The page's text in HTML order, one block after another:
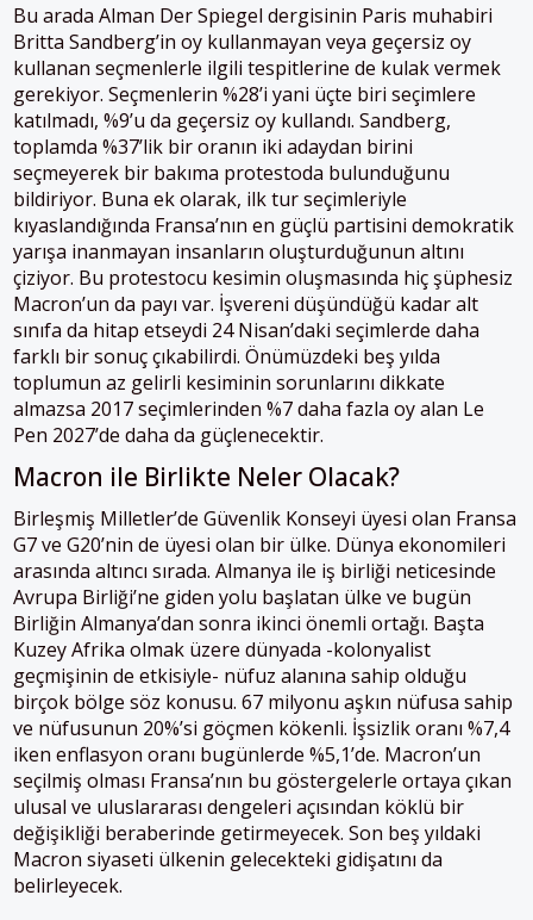
Bu arada Alman Der Spiegel dergisinin Paris muhabiri
Britta Sandberg’in oy kullanmayan veya geçersiz oy
kullanan seçmenlerle ilgili tespitlerine de kulak vermek
gerekiyor. Seçmenlerin %28’i yani üçte biri seçimlere
katılmadı, %9’u da geçersiz oy kullandı. Sandberg,
toplamda %37’lik bir oranın iki adaydan birini
seçmeyerek bir bakıma protestoda bulunduğunu
bildiriyor. Buna ek olarak, ilk tur seçimleriyle
kıyaslandığında Fransa’nın en güçlü partisini demokratik
yarışa inanmayan insanların oluşturduğunun altını
çiziyor. Bu protestocu kesimin oluşmasında hiç şüphesiz
Macron’un da payı var. İşvereni düşündüğü kadar alt
sınıfa da hitap etseydi 24 Nisan’daki seçimlerde daha
farklı bir sonuç çıkabilirdi. Önümüzdeki beş yılda
toplumun az gelirli kesiminin sorunlarını dikkate
almazsa 2017 seçimlerinden %7 daha fazla oy alan Le
Pen 2027’de daha da güçlenecektir.
Macron ile Birlikte Neler Olacak?
Birleşmiş Milletler’de Güvenlik Konseyi üyesi olan Fransa
G7 ve G20’nin de üyesi olan bir ülke. Dünya ekonomileri
arasında altıncı sırada. Almanya ile iş birliği neticesinde
Avrupa Birliği’ne giden yolu başlatan ülke ve bugün
Birliğin Almanya’dan sonra ikinci önemli ortağı. Başta
Kuzey Afrika olmak üzere dünyada -kolonyalist
geçmişinin de etkisiyle- nüfuz alanına sahip olduğu
birçok bölge söz konusu. 67 milyonu aşkın nüfusa sahip
ve nüfusunun 20%’si göçmen kökenli. İşsizlik oranı %7,4
iken enflasyon oranı bugünlerde %5,1’de. Macron’un
seçilmiş olması Fransa’nın bu göstergelerle ortaya çıkan
ulusal ve uluslararası dengeleri açısından köklü bir
değişikliği beraberinde getirmeyecek. Son beş yıldaki
Macron siyaseti ülkenin gelecekteki gidişatını da
belirleyecek.